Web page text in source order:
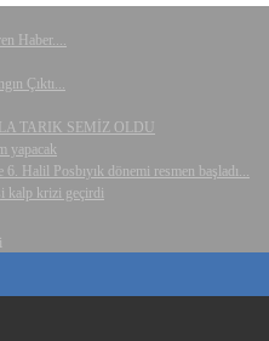
Haber....
Çıktı...
TARIK SEMİZ OLDU
yapacak
Halil Posbıyık dönemi resmen başladı...
kalp krizi geçirdi